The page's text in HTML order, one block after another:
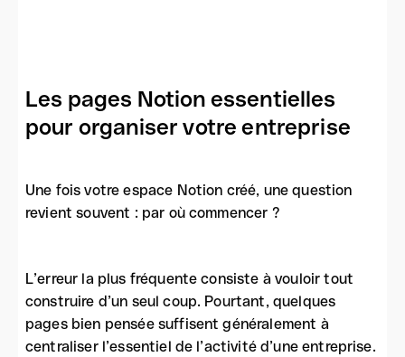
Les pages Notion essentielles
pour organiser votre entreprise
Une fois votre espace Notion créé, une question
revient souvent : par où commencer ?
L’erreur la plus fréquente consiste à vouloir tout
construire d’un seul coup. Pourtant, quelques
pages bien pensée suffisent généralement à
centraliser l’essentiel de l’activité d’une entreprise.